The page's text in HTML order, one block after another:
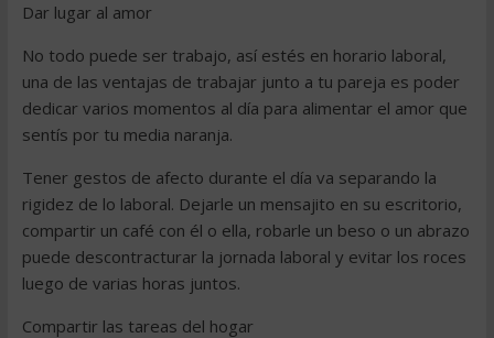
Dar lugar al amor
No todo puede ser trabajo, así estés en horario laboral,
una de las ventajas de trabajar junto a tu pareja es poder
dedicar varios momentos al día para alimentar el amor que
sentís por tu media naranja.
Tener gestos de afecto durante el día va separando la
rigidez de lo laboral. Dejarle un mensajito en su escritorio,
compartir un café con él o ella, robarle un beso o un abrazo
puede descontracturar la jornada laboral y evitar los roces
luego de varias horas juntos.
Compartir las tareas del hogar